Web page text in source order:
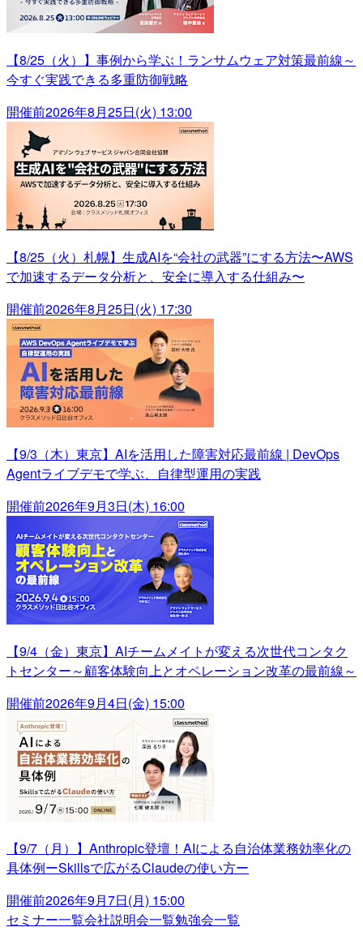
【8/25（火）】事例から学ぶ！ランサムウェア対策最前線～
今すぐ実践できる多重防御戦略
開催前2026年8月25日(火) 13:00
【8/25（火）札幌】生成AIを“会社の武器”にする方法〜AWS
で加速するデータ分析と、安全に導入する仕組み〜
開催前2026年8月25日(火) 17:30
【9/3（木）東京】AIを活用した障害対応最前線 | DevOps
Agentライブデモで学ぶ、自律型運用の実践
開催前2026年9月3日(木) 16:00
【9/4（金）東京】AIチームメイトが変える次世代コンタク
トセンター～顧客体験向上とオペレーション改革の最前線～
開催前2026年9月4日(金) 15:00
【9/7（月）】Anthropic登壇！AIによる自治体業務効率化の
具体例ーSkillsで広がるClaudeの使い方ー
開催前2026年9月7日(月) 15:00
セミナー一覧会社説明会一覧勉強会一覧